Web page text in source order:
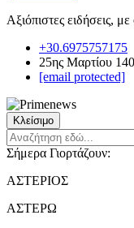
Αξιόπιστες ειδήσεις,
+30.6975757175
25ης Μαρτίου
[email protected]
Κλείσιμο
Σήμερα Γιορτάζουν:
ΑΣΤΕΡΙΟΣ
ΑΣΤΕΡΩ